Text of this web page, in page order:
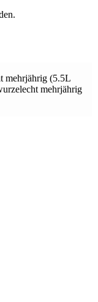
mehrjährig (5.5L
mehrjährig